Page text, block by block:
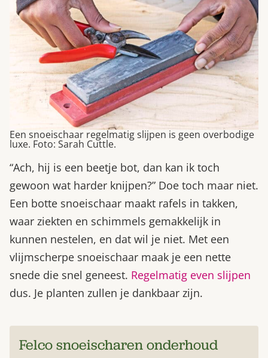
Een snoeischaar regelmatig slijpen is geen overbodige
luxe. Foto: Sarah Cuttle.
“Ach, hij is een beetje bot, dan kan ik toch
gewoon wat harder knijpen?” Doe toch maar niet.
Een botte snoeischaar maakt rafels in takken,
waar ziekten en schimmels gemakkelijk in
kunnen nestelen, en dat wil je niet. Met een
vlijmscherpe snoeischaar maak je een nette
snede die snel geneest. Regelmatig even slijpen
dus. Je planten zullen je dankbaar zijn.
Felco snoeischaren onderhoud